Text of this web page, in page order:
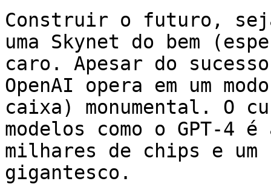
Construir o futuro,
uma Skynet do bem
caro. Apesar do
OpenAI opera em um
caixa) monumental. O
modelos como o GPT-4
milhares de chips e um
gigantesco.